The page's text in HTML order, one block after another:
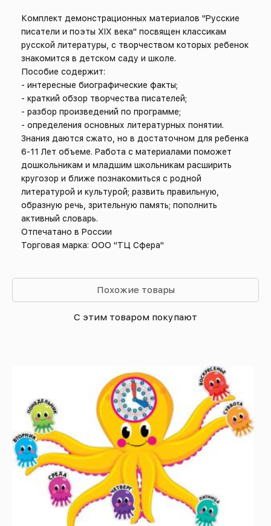
Комплект демонстрационных материалов "Русские
писатели и поэты XIX века" посвящен классикам
русской литературы, с творчеством которых ребенок
знакомится в детском саду и школе.
Пособие содержит:
- интересные биографические факты;
- краткий обзор творчества писателей;
- разбор произведений по программе;
- определения основных литературных понятии.
Знания даются сжато, но в достаточном для ребенка
6-11 Лет объеме. Работа с материалами поможет
дошкольникам и младшим школьникам расширить
кругозор и ближе познакомиться с родной
литературой и культурой; развить правильную,
образную речь, зрительную память; пополнить
активный словарь.
Отпечатано в России
Торговая марка: ООО "ТЦ Сфера"
Похожие товары
С этим товаром покупают